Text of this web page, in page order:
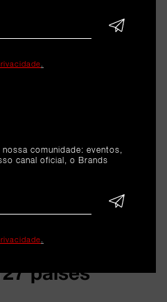
de 330 mil
países
comunidade: eventos,
canal oficial, o Brands